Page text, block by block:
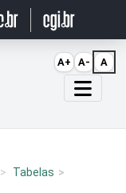
Tabelas
A+ A- A